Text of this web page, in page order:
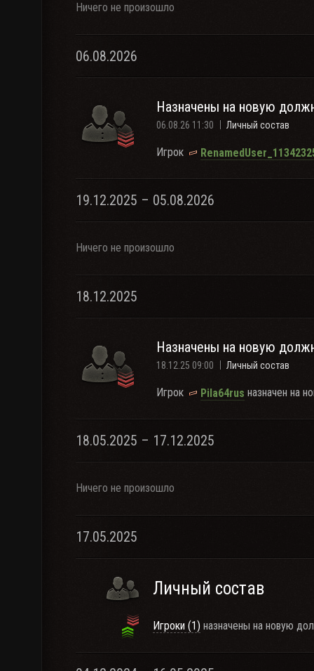
Ничего не произошло
06.08.2026
Назначены на новую
06.08.26 11:30 Личный состав
Игрок
19.12.2025 – 05.08.2026
Ничего не произошло
18.12.2025
Назначены на новую
18.12.25 09:00 Личный состав
Игрок Pila64rus назначен на
18.05.2025 – 17.12.2025
Ничего не произошло
17.05.2025
Личный состав
Игроки (1) назначены на новую